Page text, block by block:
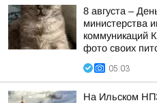
8 августа –
министерства
коммуникаций
фото своих
05:03
На Ильском